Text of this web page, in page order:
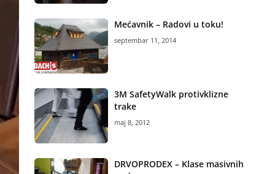
Mećavnik – Radovi u toku!
septembar 11, 2014
3M SafetyWalk protivklizne
trake
maj 8, 2012
DRVOPRODEX – Klase masivnih